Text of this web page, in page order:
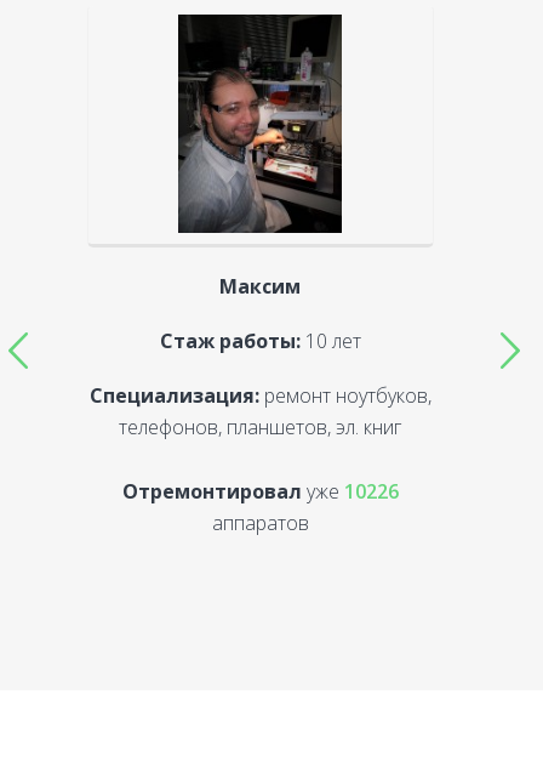
Максим
Стаж работы:10 лет
Специализация:ремонт ноутбуков,
телефонов, планшетов, эл. книг
Отремонтировал уже 10226
аппаратов